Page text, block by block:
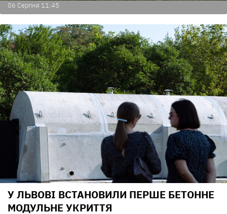
06 Серпня 11:45
У ЛЬВОВІ ВСТАНОВИЛИ ПЕРШЕ БЕТОННЕ
МОДУЛЬНЕ УКРИТТЯ